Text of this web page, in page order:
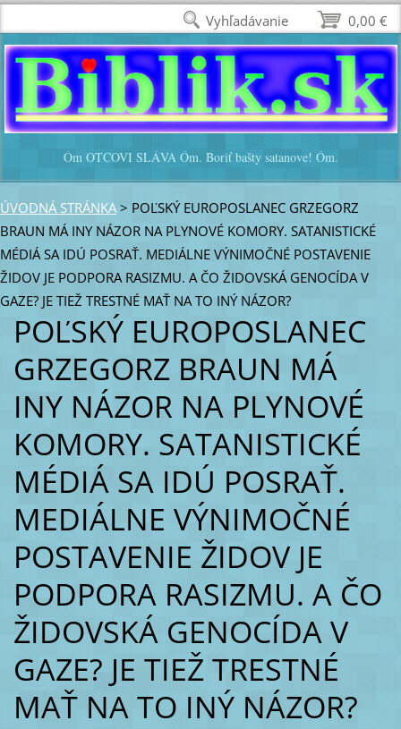
Óm OTCOVI SLÁVA Óm. Boriť bašty satanove! Óm.
ÚVODNÁ STRÁNKA > POĽSKÝ EUROPOSLANEC GRZEGORZ
BRAUN MÁ INY NÁZOR NA PLYNOVÉ KOMORY. SATANISTICKÉ
MÉDIÁ SA IDÚ POSRAŤ. MEDIÁLNE VÝNIMOČNÉ POSTAVENIE
ŽIDOV JE PODPORA RASIZMU. A ČO ŽIDOVSKÁ GENOCÍDA V
GAZE? JE TIEŽ TRESTNÉ MAŤ NA TO INÝ NÁZOR?
POĽSKÝ EUROPOSLANEC
GRZEGORZ BRAUN MÁ
INY NÁZOR NA PLYNOVÉ
KOMORY. SATANISTICKÉ
MÉDIÁ SA IDÚ POSRAŤ.
MEDIÁLNE VÝNIMOČNÉ
POSTAVENIE ŽIDOV JE
PODPORA RASIZMU. A ČO
ŽIDOVSKÁ GENOCÍDA V
GAZE? JE TIEŽ TRESTNÉ
MAŤ NA TO INÝ NÁZOR?
0,00 €
Vyhľadávanie